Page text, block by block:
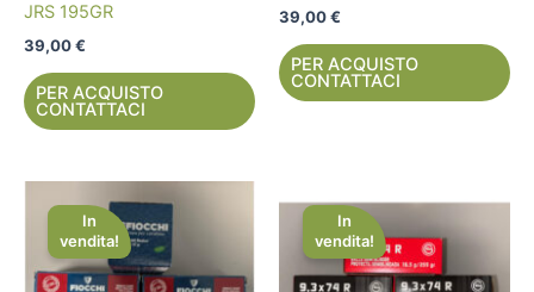
JRS 195GR
39,00€
PER ACQUISTO
CONTATTACI
39,00€
PER ACQUISTO
CONTATTACI
In
vendita!
prezzo
originale
era:
43,00 €.
prezzo
attuale
è:
28,00 €.
In
vendita!
prezzo
originale
era:
62,00 €.
prezzo
attuale
è:
45,00 €.